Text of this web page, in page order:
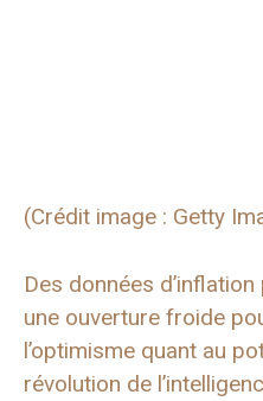
(Crédit image : Getty
Des données
une ouverture froide
l’optimisme quant au
révolution de